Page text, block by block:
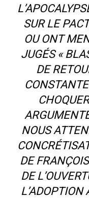
SUR LE
OU ONT
JUGÉS «
DE
NOUS
DE
DE
L’ADOPTION